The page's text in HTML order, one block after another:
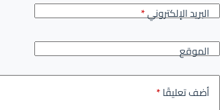
البريد الإلكتروني*
الموقع
أضف تعليقًا*